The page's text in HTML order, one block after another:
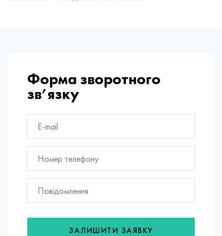
Форма зворотного
зв’язку
ЗАЛИШИТИ ЗАЯВКУ